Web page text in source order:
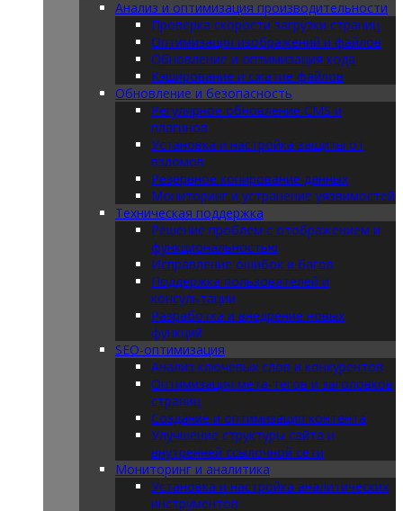
Анализ и оптимизация производительности
Проверка скорости загрузки страниц
Оптимизация изображений и файлов
Обновление и оптимизация кода
Кэширование и сжатие файлов
Обновление и безопасность
Регулярное обновление CMS и
плагинов
Установка и настройка защиты от
взломов
Резервное копирование данных
Мониторинг и устранение уязвимостей
Техническая поддержка
Решение проблем с отображением и
функциональностью
Исправление ошибок и багов
Поддержка пользователей и
консультации
Разработка и внедрение новых
функций
SEO-оптимизация
Анализ ключевых слов и конкурентов
Оптимизация мета-тегов и заголовков
страниц
Создание и оптимизация контента
Улучшение структуры сайта и
внутренней ссылочной сети
Мониторинг и аналитика
Установка и настройка аналитических
инструментов